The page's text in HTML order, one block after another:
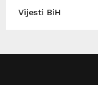
Vijesti BiH